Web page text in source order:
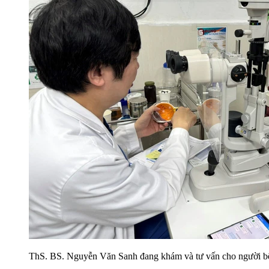
ThS. BS. Nguyễn Văn Sanh đang khám và tư vấn cho người